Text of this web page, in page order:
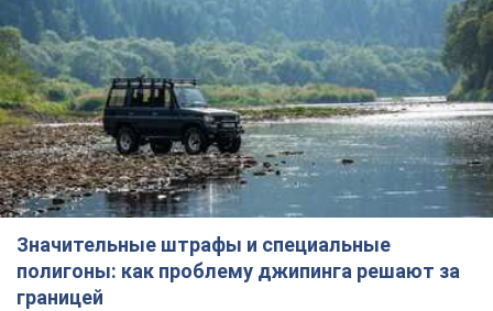
Значительные штрафы и специальные
полигоны: как проблему джипинга решают за
границей